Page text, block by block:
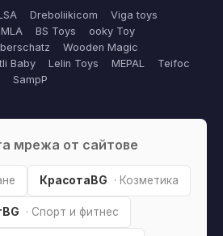
Dreboliikicom
Viga toys
BS Toys
ooky Toy
Wooden Magic
Baby Lelin Toys MEPAL
Teifoc
SampP
мрежа от сайтове
КрасотаBG · Козметика
· Спорт и фитнес